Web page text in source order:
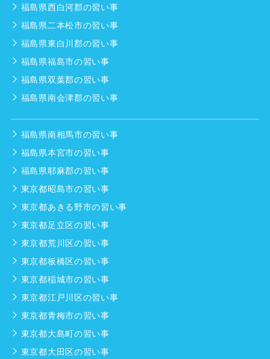
福島県西白河郡の習い事
福島県二本松市の習い事
福島県東白川郡の習い事
福島県福島市の習い事
福島県双葉郡の習い事
福島県南会津郡の習い事
福島県南相馬市の習い事
福島県本宮市の習い事
福島県耶麻郡の習い事
東京都昭島市の習い事
東京都あきる野市の習い事
東京都足立区の習い事
東京都荒川区の習い事
東京都板橋区の習い事
東京都稲城市の習い事
東京都江戸川区の習い事
東京都青梅市の習い事
東京都大島町の習い事
東京都大田区の習い事